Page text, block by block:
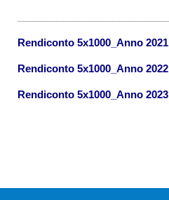
Rendiconto 5x1000_Anno 2021
Rendiconto 5x1000_Anno 2022
Rendiconto 5x1000_Anno 2023